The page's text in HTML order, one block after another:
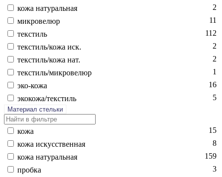
ко­жа на­тураль­ная
2
мик­ро­велюр
11
текс­тиль
112
текс­тиль/ко­жа иск.
2
текс­тиль/ко­жа нат.
2
текс­тиль/мик­ро­велюр
1
эко-ко­жа
16
эко­кожа/текс­тиль
5
Материал стельки
ко­жа
15
ко­жа ис­кусс­твен­ная
8
ко­жа на­тураль­ная
159
проб­ка
3